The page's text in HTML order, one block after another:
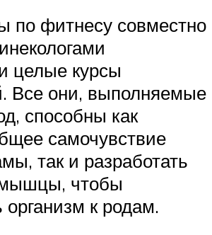
по фитнесу совместно
целые курсы
Все они, выполняемые
способны как
самочувствие
так и разработать
чтобы
организм к родам.